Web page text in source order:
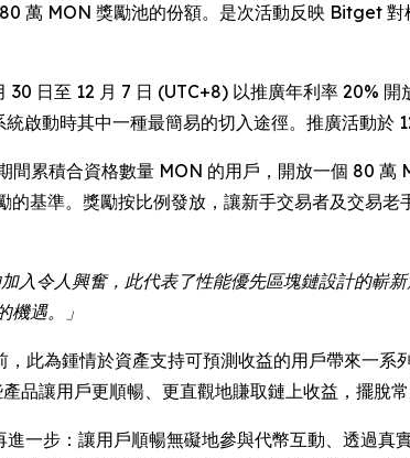
萬 MON 獎勵池的份額。是次活動反映 Bitget
日至 12 月 7 日 (UTC+8) 以推廣年利率 20%
動時其中一種最簡易的切入途徑。推廣活動於
間累積合資格數量 MON 的用戶，開放一個 80
基準。獎勵按比例發放，讓新手交易者及交易
加入令人興奮，此代表了性能優先區塊鏈設計的嶄
遇。」
此為鍾情於資產支持可預測收益的用戶帶來一
品讓用戶更順暢、更直觀地賺取鏈上收益，擺脫常
一步：讓用戶順暢無礙地參與代幣互動、透過真